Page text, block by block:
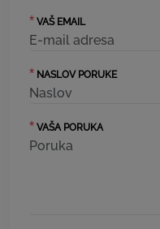
* VAŠ EMAIL
* NASLOV PORUKE
* VAŠA PORUKA